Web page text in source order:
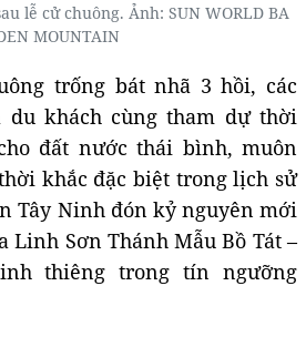
lễ cử chuông. Ảnh: SUN WORLD BA
MOUNTAIN
trống bát nhã 3 hồi, các
khách cùng tham dự thời
đất nước thái bình, muôn
khắc đặc biệt trong lịch sử
Tây Ninh đón kỷ nguyên mới
Linh Sơn Thánh Mẫu Bồ Tát –
thiêng trong tín ngưỡng